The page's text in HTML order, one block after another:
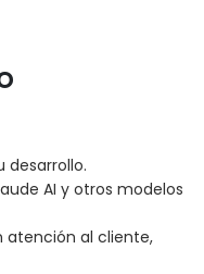
desarrollo.
AI y otros modelos
atención al cliente,